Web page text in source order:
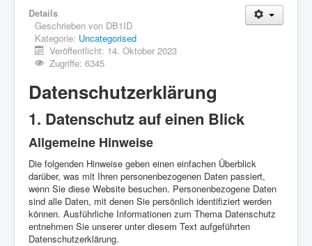
Details
Geschrieben von DB1ID
Kategorie: Uncategorised
Veröffentlicht: 14. Oktober 2023
Zugriffe: 6345
Datenschutz­erklärung
1. Datenschutz auf einen Blick
Allgemeine Hinweise
Die folgenden Hinweise geben einen einfachen Überblick
darüber, was mit Ihren personenbezogenen Daten passiert,
wenn Sie diese Website besuchen. Personenbezogene Daten
sind alle Daten, mit denen Sie persönlich identifiziert werden
können. Ausführliche Informationen zum Thema Datenschutz
entnehmen Sie unserer unter diesem Text aufgeführten
Datenschutzerklärung.